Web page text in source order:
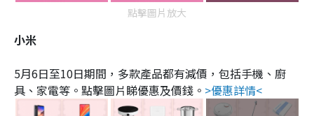
點擊圖片放大
小米
5月6日至10日期間，多款產品都有減價，包括手機、廚
具、家電等。點擊圖片睇優惠及價錢。 >優惠詳情<